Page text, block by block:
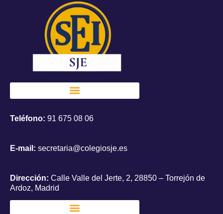
Teléfono: 91 675 08 06
E-mail: secretaria@colegiosje.es
Dirección: Calle Valle del Jerte, 2, 28850 – Torrejón de
Ardoz, Madrid